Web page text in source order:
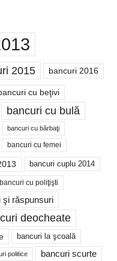
2015 bancuri 2016
cu beţivi
bancuri cu bulă
bancuri cu bărbaţi
bancuri cu femei
bancuri cuplu 2014
bancuri cu poliţişti
şi răspunsuri
deocheate
bancuri la şcoală
politice bancuri scurte